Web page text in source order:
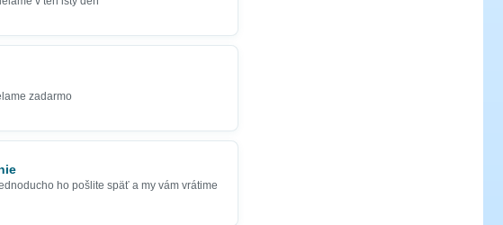
zadarmo
ho pošlite späť a my vám vrátime